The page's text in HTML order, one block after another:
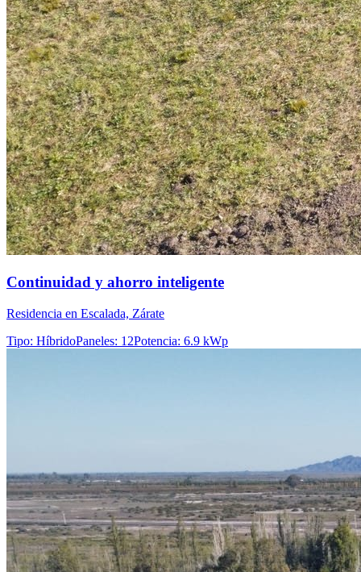
Continuidad y ahorro inteligente
Residencia en Escalada, Zárate
Tipo: HíbridoPaneles: 12Potencia: 6.9 kWp